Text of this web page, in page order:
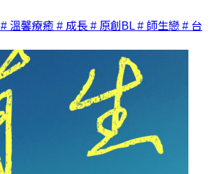
# 溫馨療癒 # 成長 # 原創BL # 師生戀 # 台